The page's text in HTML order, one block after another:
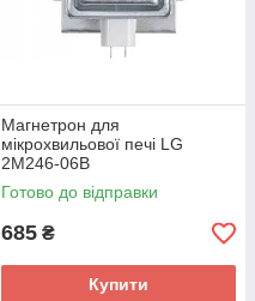
Магнетрон для
мікрохвильової печі LG
2M246-06B
Готово до відправки
685 ₴
Купити